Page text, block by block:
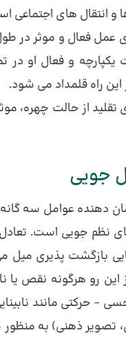
های اجتماعی
عمل فعال و موثر در
یکپارچه و فعال او
راه قلمداد می شود.
تقلید از حالت
دهنده عوامل سه
نظم جویی است.
بازگشت پذیری
رو هرگونه نقص یا
– حرکتی مانند
تصویر ذهنی) به